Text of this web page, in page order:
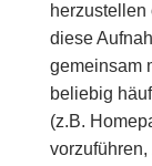
diese
gemeinsam
beliebig
(z.B.